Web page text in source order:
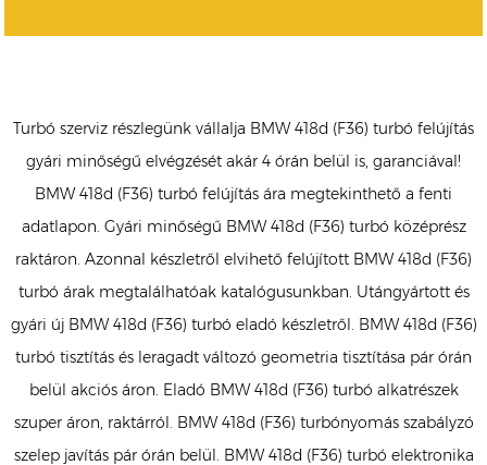
Turbó szerviz részlegünk vállalja BMW 418d (F36) turbó felújítás
gyári minőségű elvégzését akár 4 órán belül is, garanciával!
BMW 418d (F36) turbó felújítás ára megtekinthető a fenti
adatlapon. Gyári minőségű BMW 418d (F36) turbó középrész
raktáron. Azonnal készletről elvihető felújított BMW 418d (F36)
turbó árak megtalálhatóak katalógusunkban. Utángyártott és
gyári új BMW 418d (F36) turbó eladó készletről. BMW 418d (F36)
turbó tisztítás és leragadt változó geometria tisztítása pár órán
belül akciós áron. Eladó BMW 418d (F36) turbó alkatrészek
szuper áron, raktárról. BMW 418d (F36) turbónyomás szabályzó
szelep javítás pár órán belül. BMW 418d (F36) turbó elektronika